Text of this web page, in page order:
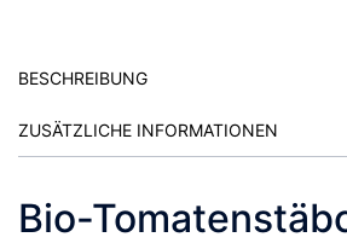
BESCHREIBUNG
ZUSÄTZLICHE INFORMATIONEN
Bio-